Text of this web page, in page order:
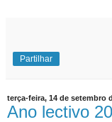
Partilhar
terça-feira, 14 de setembro
Ano lectivo